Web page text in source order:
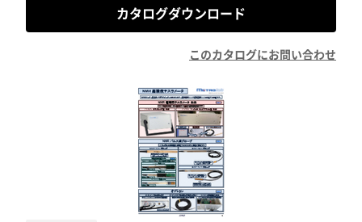
カタログダウンロード
このカタログにお問い合わせ